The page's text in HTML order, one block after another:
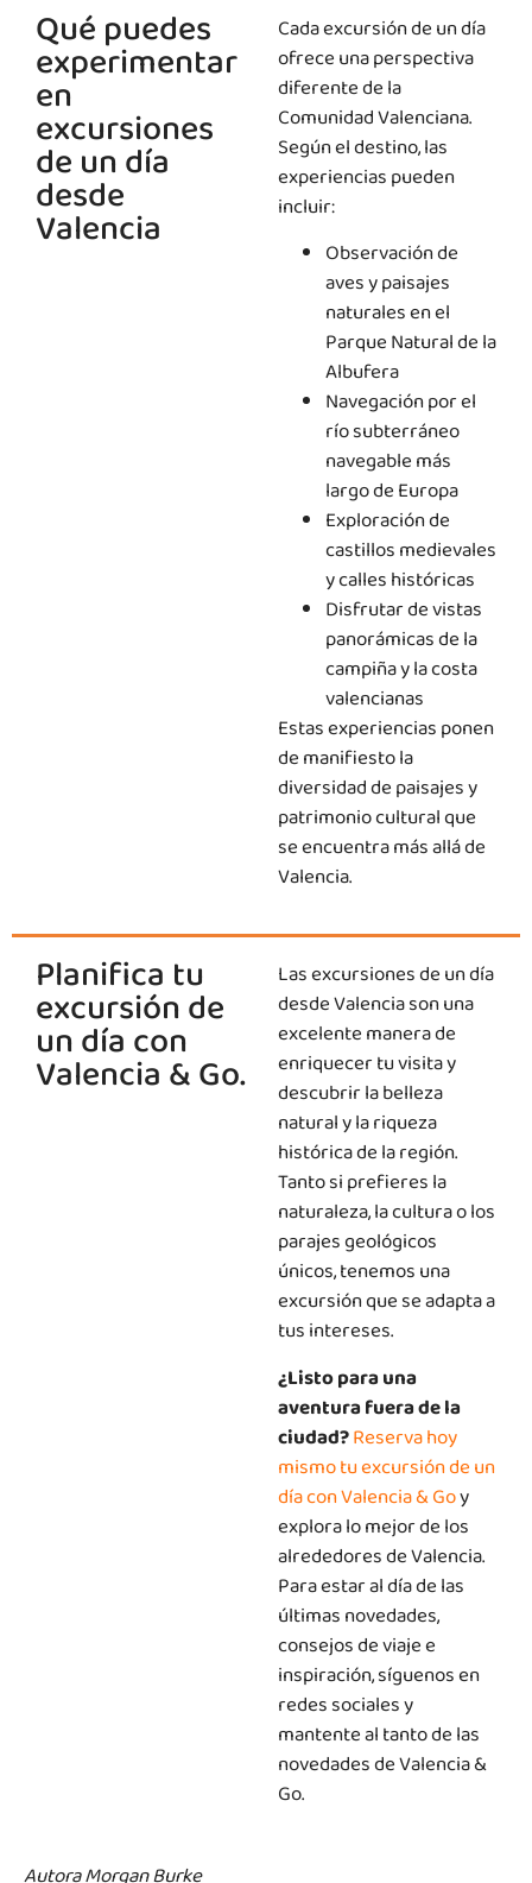
Qué puedes
experimentar
en
excursiones
de un día
desde
Valencia
Cada excursión de un día
ofrece una perspectiva
diferente de la
Comunidad Valenciana.
Según el destino, las
experiencias pueden
incluir:
Observación de
aves y paisajes
naturales en el
Parque Natural de la
Albufera
Navegación por el
río subterráneo
navegable más
largo de Europa
Exploración de
castillos medievales
y calles históricas
Disfrutar de vistas
panorámicas de la
campiña y la costa
valencianas
Estas experiencias ponen
de manifiesto la
diversidad de paisajes y
patrimonio cultural que
se encuentra más allá de
Valencia.
Planifica tu
excursión de
un día con
Valencia & Go.
Las excursiones de un día
desde Valencia son una
excelente manera de
enriquecer tu visita y
descubrir la belleza
natural y la riqueza
histórica de la región.
Tanto si prefieres la
naturaleza, la cultura o los
parajes geológicos
únicos, tenemos una
excursión que se adapta a
tus intereses.
¿Listo para una
aventura fuera de la
ciudad?Reserva hoy
mismo tu excursión de un
día con Valencia & Goy
explora lo mejor de los
alrededores de Valencia.
Para estar al día de las
últimas novedades,
consejos de viaje e
inspiración, síguenos en
redes sociales y
mantente al tanto de las
novedades de Valencia &
Go.